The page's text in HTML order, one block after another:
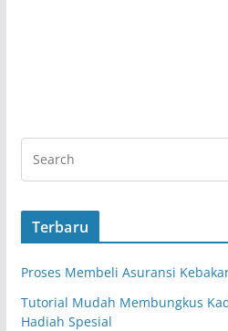
Terbaru
Proses Membeli Asuransi
Tutorial Mudah Membungkus
Hadiah Spesial